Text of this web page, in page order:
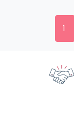
1